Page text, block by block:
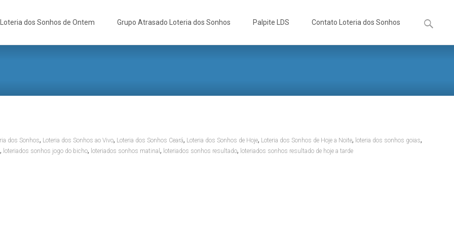
Loteria dos Sonhos de Ontem Grupo Atrasado Loteria dos Sonhos Palpite LDS Contato Loteria dos Sonhos
por:
dos Sonhos, Loteria dos Sonhos ao Vivo, Loteria dos Sonhos Ceará, Loteria dos Sonhos de Hoje, Loteria dos Sonhos de Hoje a Noite, loteria dos sonhos goias,
, loteriados sonhos jogo do bicho, loteriados sonhos matinal , loteriados sonhos resultado, loteriados sonhos resultado de hoje a tarde